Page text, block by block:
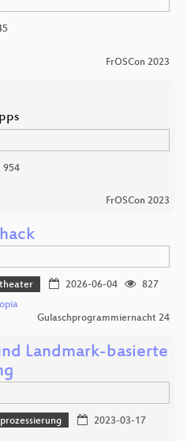
FrOSCon 2023
954
FrOSCon 2023
2026-06-04
827
Gulaschprogrammiernacht 24
Landmark-basierte
2023-03-17